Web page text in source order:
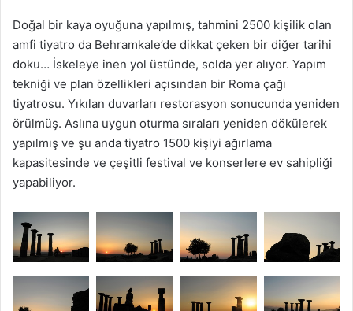
Doğal bir kaya oyuğuna yapılmış, tahmini 2500 kişilik olan
amfi tiyatro da Behramkale’de dikkat çeken bir diğer tarihi
doku… İskeleye inen yol üstünde, solda yer alıyor. Yapım
tekniği ve plan özellikleri açısından bir Roma çağı
tiyatrosu. Yıkılan duvarları restorasyon sonucunda yeniden
örülmüş. Aslına uygun oturma sıraları yeniden dökülerek
yapılmış ve şu anda tiyatro 1500 kişiyi ağırlama
kapasitesinde ve çeşitli festival ve konserlere ev sahipliği
yapabiliyor.